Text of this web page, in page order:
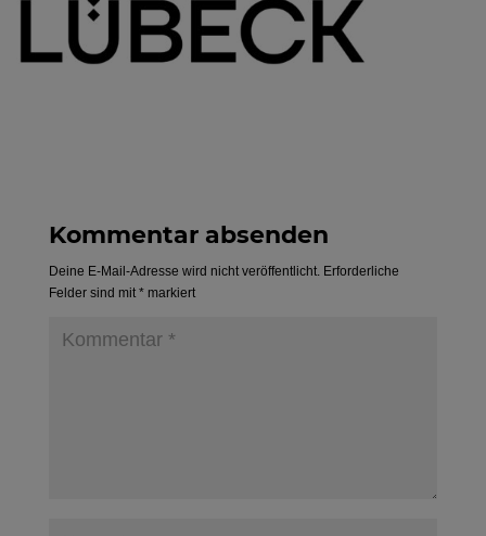
Kommentar absenden
Deine E-Mail-Adresse wird nicht veröffentlicht. Erforderliche
Felder sind mit*markiert